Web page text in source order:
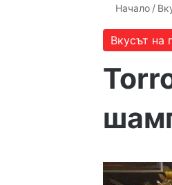
Начало /
Вкусът на